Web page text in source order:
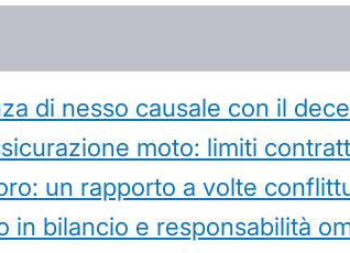
di nesso causale con il
moto: limiti
un rapporto a volte
in bilancio e responsabilità